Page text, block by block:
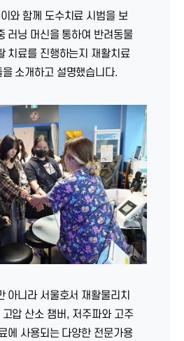
와 함께 도수치료 시범을 보
러닝 머신을 통하여 반려동물
치료를 진행하는지 재활치료
소개하고 설명했습니다.
아니라 서울호서 재활물리치
압 산소 챔버, 저주파와 고주
에 사용되는 다양한 전문가용